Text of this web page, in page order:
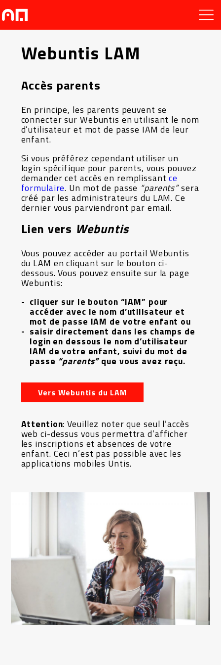
Webuntis LAM
Accès parents
En principe, les parents peuvent se
connecter sur Webuntis en utilisant le nom
d’utilisateur et mot de passe IAM de leur
enfant.
Si vous préférez cependant utiliser un
login spécifique pour parents, vous pouvez
demander cet accès en remplissantce
formulaire. Un mot de passe “parents”sera
créé par les administrateurs du LAM. Ce
dernier vous parviendront par email.
Lien vers Webuntis
Vous pouvez accéder au portail Webuntis
du LAM en cliquant sur le bouton ci-
dessous. Vous pouvez ensuite sur la page
Webuntis:
cliquer sur le bouton “IAM” pour
accéder avec le nom d’utilisateur et
mot de passe IAM de votre enfant ou
saisir directement dans les champs de
login en dessous le nom d’utilisateur
IAM de votre enfant, suivi du mot de
passe “parents”que vous avez reçu.
Vers Webuntis du LAM
Attention: Veuillez noter que seul l’accès
web ci-dessus vous permettra d’afficher
les inscriptions et absences de votre
enfant. Ceci n’est pas possible avec les
applications mobiles Untis.